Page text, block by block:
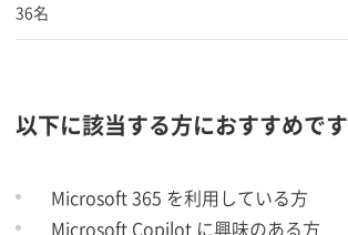
36名
以下に該当する方におすすめです
Microsoft 365 を利用している方
Microsoft Copilot に興味のある方